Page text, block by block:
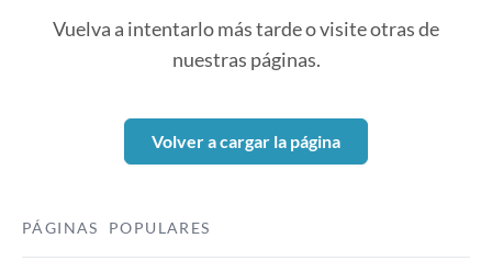
Vuelva a intentarlo más tarde o visite otras de
nuestras páginas.
Volver a cargar la página
PÁGINAS POPULARES